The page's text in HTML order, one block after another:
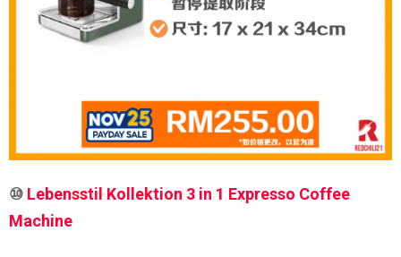
⑩ Lebensstil Kollektion 3 in 1 Expresso Coffee
Machine